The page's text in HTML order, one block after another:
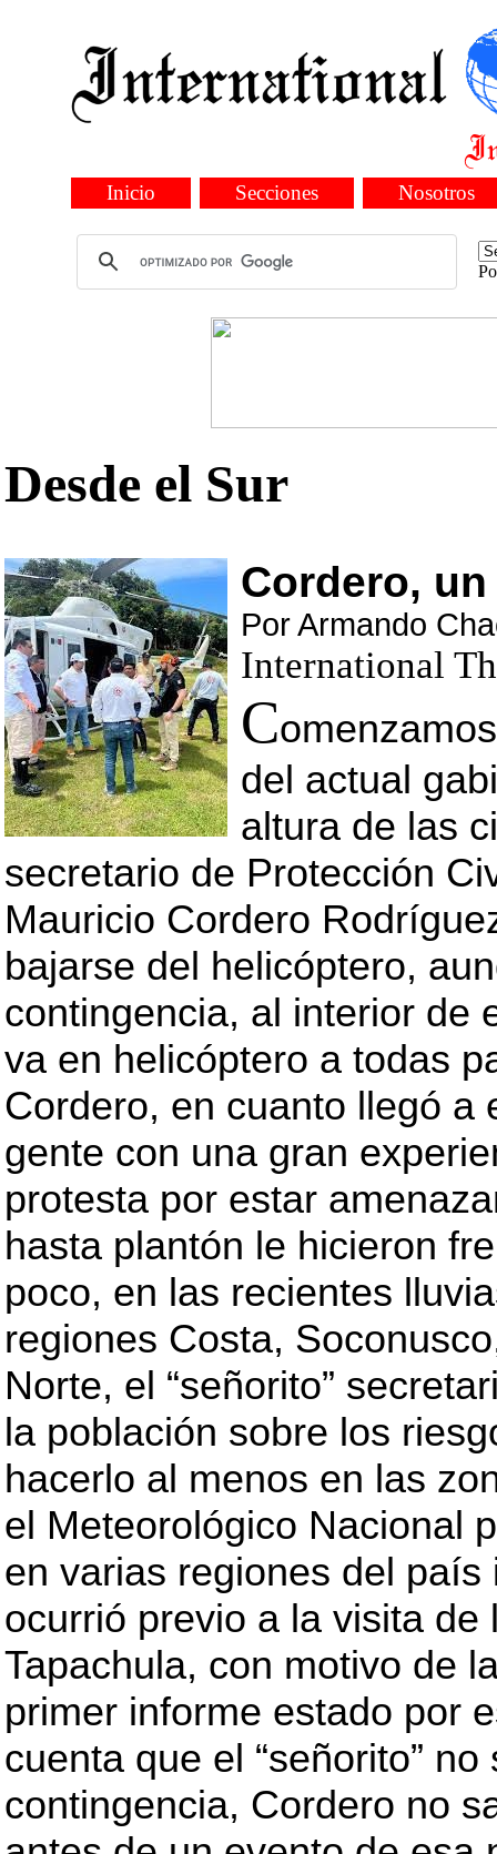
Inicio Secciones Nosotros
Desde el Sur
Cordero,
Por Armando
International
C
del actual
altura de las
secretario de Protección
Mauricio Cordero
bajarse del helicóptero,
contingencia, al interior de
va en helicóptero a todas
Cordero, en cuanto llegó a
gente con una gran
protesta por estar
hasta plantón le hicieron
poco, en las recientes
regiones Costa,
Norte, el “señorito”
la población sobre los
hacerlo al menos en las
el Meteorológico Nacional
en varias regiones del
ocurrió previo a la visita
Tapachula, con motivo de
primer informe estado por
cuenta que el “señorito”
contingencia, Cordero no